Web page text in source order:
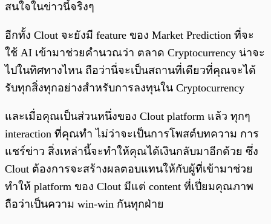
สนใจในข่าวนี้จริงๆ
อีกทั้ง Clout จะยังมี feature ของ Market Prediction ที่จะ
ใช้ AI เข้ามาช่วยคำนวณว่า ตลาด Cryptocurrency น่าจะ
ไปในทิศทางไหน ถือว่านี่จะเป็นสถานที่เดียวที่คุณจะได้
รับทุกสิ่งทุกอย่างสำหรับการลงทุนใน Cryptocurrency
และเมื่อคุณเป็นส่วนหนึ่งของ Clout platform แล้ว ทุกๆ
interaction ที่คุณทำ ไม่ว่าจะเป็นการโพสต์บทความ การ
แชร์ข่าว สิ่งเหล่านี้จะทำให้คุณได้เงินกลับมาอีกด้วย ซึ่ง
Clout ต้องการจะสร้างผลตอบแทนให้กับผู้ที่เข้ามาช่วย
ทำให้ platform ของ Clout มีแต่ content ที่เปี่ยมคุณภาพ
ถือว่าเป็นความ win-win กันทุกฝ่าย